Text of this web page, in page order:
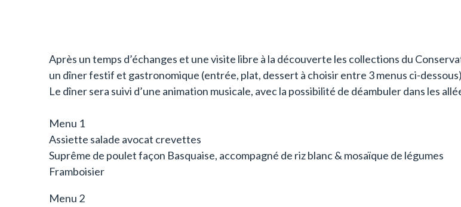
Après un temps d’échanges et une visite libre à la découverte les collections du
un dîner festif et gastronomique (entrée, plat, dessert à choisir entre 3 menus ci-
Le dîner sera suivi d’une animation musicale, avec la possibilité de déambuler dans les
Menu 1
Assiette salade avocat crevettes
Suprême de poulet façon Basquaise, accompagné de riz blanc & mosaïque de légumes
Framboisier
Menu 2